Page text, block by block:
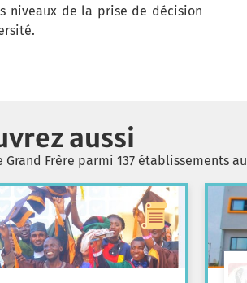
niveaux de la prise de décision
aussi
Frère parmi 137 établissements au